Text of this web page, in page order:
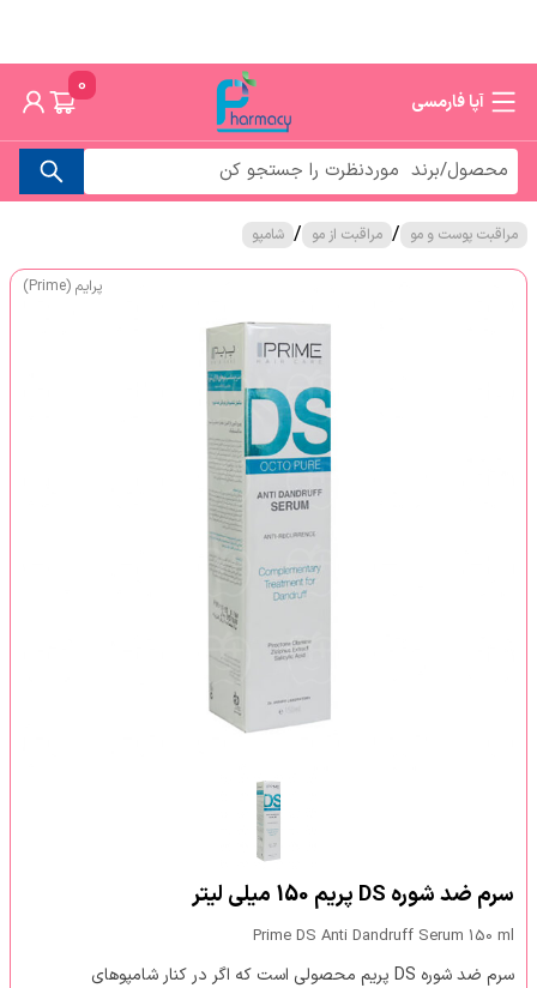
آپا فارمسی
0
مراقبت پوست و مو / مراقبت از مو / شامپو
پرایم (Prime)
سرم ضد شوره DS پریم 150 میلی لیتر
Prime DS Anti Dandruff Serum 150 ml
سرم ضد شوره DS پریم محصولی است که اگر در کنار شامپوهای